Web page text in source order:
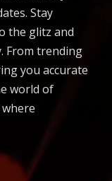
Stay
the glitz and
From trending
you accurate
world of